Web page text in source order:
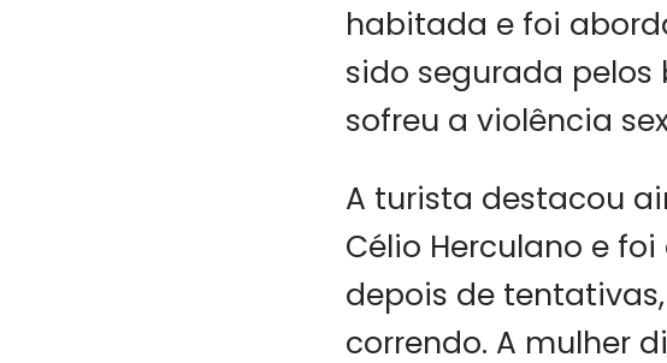
habitada e foi
sido segurada
sofreu a violência
A turista destacou
Célio Herculano e
depois de
correndo. A mulher